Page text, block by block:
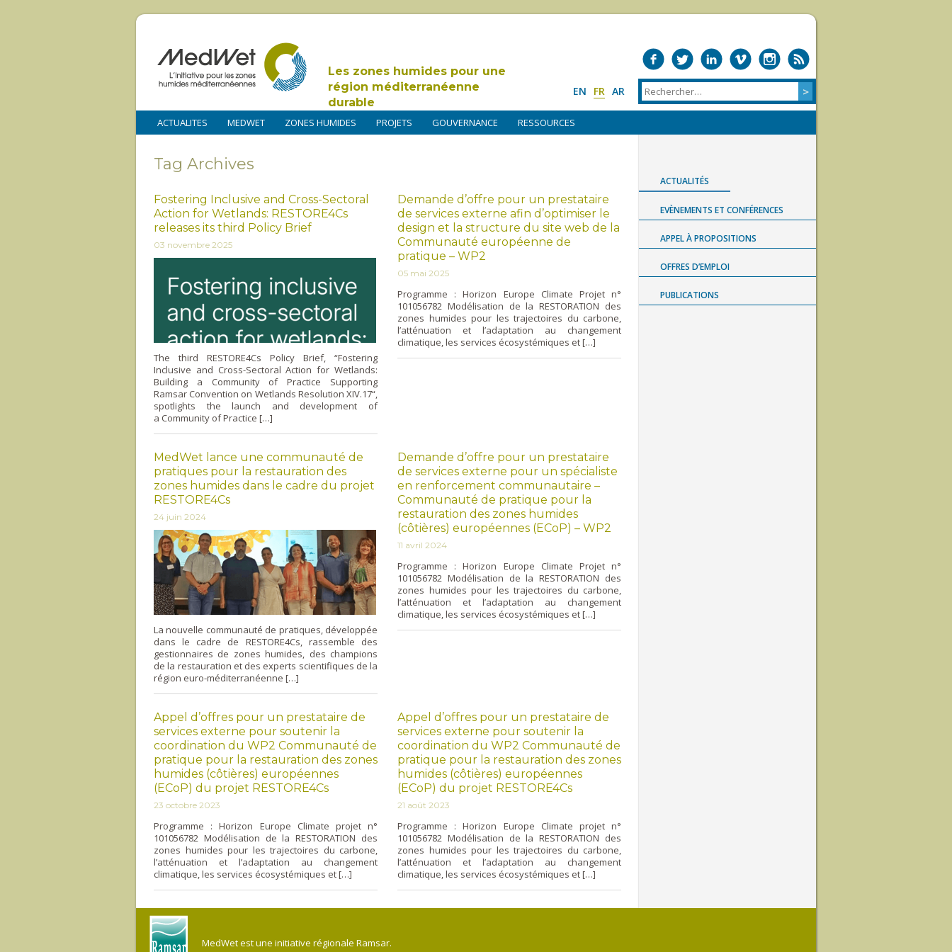
Les zones humides pour une
région méditerranéenne
durable
EN FR AR
ACTUALITES MEDWET ZONES HUMIDES PROJETS GOUVERNANCE RESSOURCES
Tag Archives
Fostering Inclusive and Cross-Sectoral
Action for Wetlands: RESTORE4Cs
releases its third Policy Brief
03 novembre 2025
The third RESTORE4Cs Policy Brief, “Fostering
Inclusive and Cross-Sectoral Action for Wetlands:
Building a Community of Practice Supporting
Ramsar Convention on Wetlands Resolution XIV.17“,
spotlights the launch and development of
a Community of Practice […]
Demande d’offre pour un prestataire
de services externe afin d’optimiser le
design et la structure du site web de la
Communauté européenne de
pratique – WP2
05 mai 2025
Programme : Horizon Europe Climate Projet n°
101056782 Modélisation de la RESTORATION des
zones humides pour les trajectoires du carbone,
l’atténuation et l’adaptation au changement
climatique, les services écosystémiques et […]
MedWet lance une communauté de
pratiques pour la restauration des
zones humides dans le cadre du projet
RESTORE4Cs
24 juin 2024
La nouvelle communauté de pratiques, développée
dans le cadre de RESTORE4Cs, rassemble des
gestionnaires de zones humides, des champions
de la restauration et des experts scientifiques de la
région euro-méditerranéenne […]
Demande d’offre pour un prestataire
de services externe pour un spécialiste
en renforcement communautaire –
Communauté de pratique pour la
restauration des zones humides
(côtières) européennes (ECoP) – WP2
11 avril 2024
Programme : Horizon Europe Climate Projet n°
101056782 Modélisation de la RESTORATION des
zones humides pour les trajectoires du carbone,
l’atténuation et l’adaptation au changement
climatique, les services écosystémiques et […]
Appel d’offres pour un prestataire de
services externe pour soutenir la
coordination du WP2 Communauté de
pratique pour la restauration des zones
humides (côtières) européennes
(ECoP) du projet RESTORE4Cs
23 octobre 2023
Programme : Horizon Europe Climate projet n°
101056782 Modélisation de la RESTORATION des
zones humides pour les trajectoires du carbone,
l’atténuation et l’adaptation au changement
climatique, les services écosystémiques et […]
Appel d’offres pour un prestataire de
services externe pour soutenir la
coordination du WP2 Communauté de
pratique pour la restauration des zones
humides (côtières) européennes
(ECoP) du projet RESTORE4Cs
21 août 2023
Programme : Horizon Europe Climate projet n°
101056782 Modélisation de la RESTORATION des
zones humides pour les trajectoires du carbone,
l’atténuation et l’adaptation au changement
climatique, les services écosystémiques et […]
ACTUALITÉS
EVÈNEMENTS ET CONFÉRENCES
APPEL À PROPOSITIONS
OFFRES D’EMPLOI
PUBLICATIONS
MedWet est une initiative régionale Ramsar.